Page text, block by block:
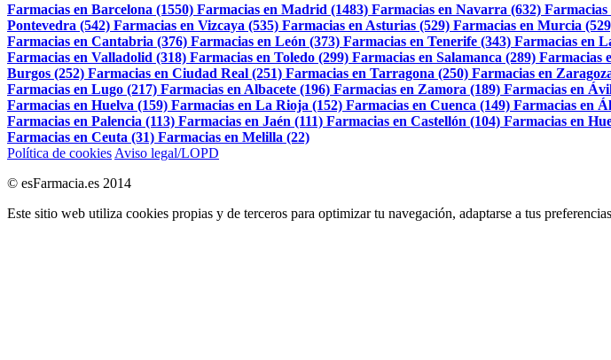
Farmacias en Barcelona (1550) Farmacias en Madrid (1483) Farmacias en Navarra (632) Farmacias
Pontevedra (542) Farmacias en Vizcaya (535) Farmacias en Asturias (529) Farmacias en Murcia
Farmacias en Cantabria (376) Farmacias en León (373) Farmacias en Tenerife (343) Farmacias en
Farmacias en Valladolid (318) Farmacias en Toledo (299) Farmacias en Salamanca (289) Farmacias
Burgos (252) Farmacias en Ciudad Real (251) Farmacias en Tarragona (250) Farmacias en
Farmacias en Lugo (217) Farmacias en Albacete (196) Farmacias en Zamora (189) Farmacias en
Farmacias en Huelva (159) Farmacias en La Rioja (152) Farmacias en Cuenca (149) Farmacias en
Farmacias en Palencia (113) Farmacias en Jaén (111) Farmacias en Castellón (104) Farmacias en
Farmacias en Ceuta (31) Farmacias en Melilla (22)
Política de cookies Aviso legal/LOPD
© esFarmacia.es 2014
Este sitio web utiliza cookies propias y de terceros para optimizar tu navegación, adaptarse a tus